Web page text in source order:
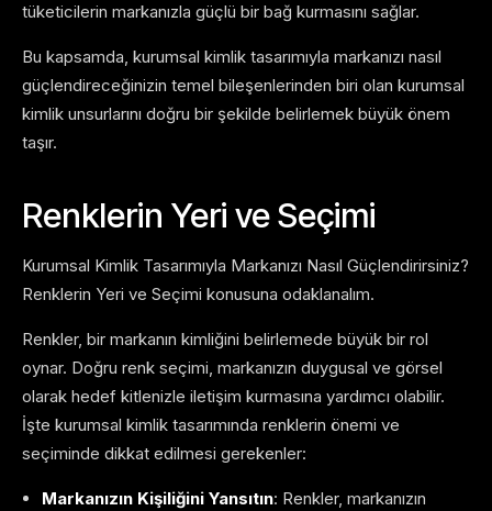
tüketicilerin markanızla güçlü bir bağ kurmasını sağlar.
Bu kapsamda, kurumsal kimlik tasarımıyla markanızı nasıl
güçlendireceğinizin temel bileşenlerinden biri olan kurumsal
kimlik unsurlarını doğru bir şekilde belirlemek büyük önem
taşır.
Renklerin Yeri ve Seçimi
Kurumsal Kimlik Tasarımıyla Markanızı Nasıl Güçlendirirsiniz?
Renklerin Yeri ve Seçimi konusuna odaklanalım.
Renkler, bir markanın kimliğini belirlemede büyük bir rol
oynar. Doğru renk seçimi, markanızın duygusal ve görsel
olarak hedef kitlenizle iletişim kurmasına yardımcı olabilir.
İşte kurumsal kimlik tasarımında renklerin önemi ve
seçiminde dikkat edilmesi gerekenler:
Markanızın Kişiliğini Yansıtın: Renkler, markanızın